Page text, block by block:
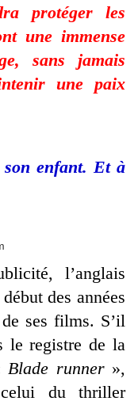
protéger les
une immense
sans jamais
une paix
son enfant. Et à
l’anglais
des années
ses films. S’il
le registre de la
Blade runner»,
du thriller